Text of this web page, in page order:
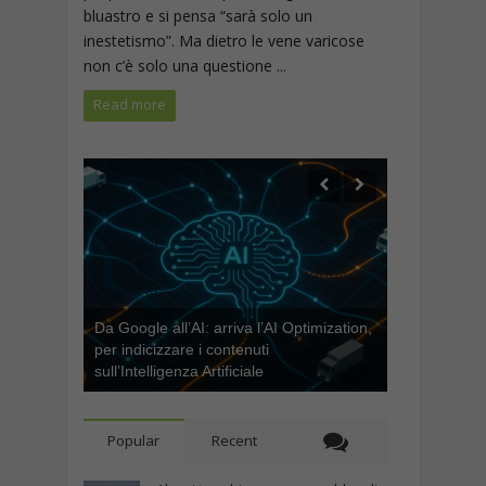
bluastro e si pensa “sarà solo un
inestetismo”. Ma dietro le vene varicose
non c’è solo una questione ...
Read more
Da Google all’AI: arriva l’AI Optimization,
per indicizzare i contenuti
sull’Intelligenza Artificiale
Popular Recent